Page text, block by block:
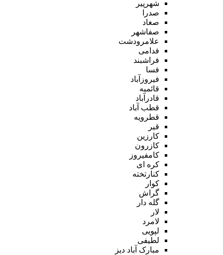
شهرپیر
صدرا
صغاد
صفاشهر
علامرودشت
فدامی
فراشبند
فسا
فیروزآباد
قائمیه
قادرآباد
قطب آباد
قطرویه
قیر
کارزین
کازرون
کامفیروز
کره ای
کنارتخته
کوار
گراش
گله دار
لار
لامرد
لپویی
لطیفی
مبارک آباد دیز